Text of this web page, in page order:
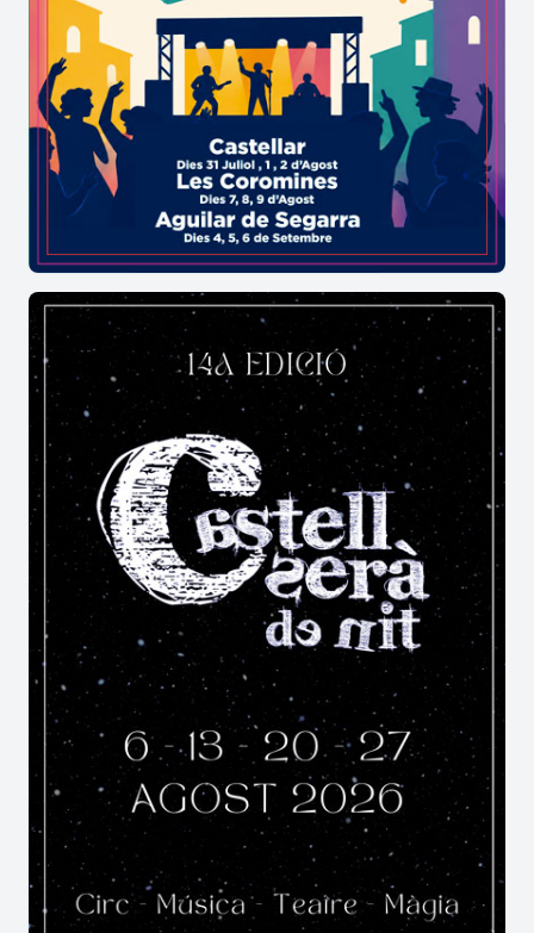
ideal per gaudir de les sonoritats de la dolçaina, el
tabal i el guitarró.
D'aquesta manera, el certamen de
Roquetes
tanca les seves intenses jornades de música
tradicional amb dinars de germanor i mostres
d'artesania popular, acomiadant el festival a
Roquetesamb el ferm desig de continuar fent
bategar la cultura d'arrel fins al pròxim any.